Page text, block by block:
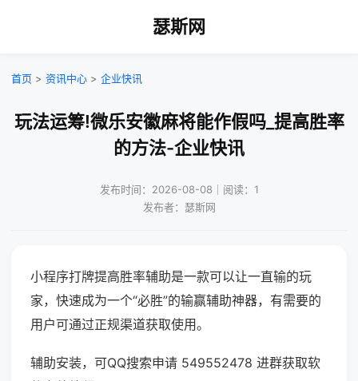
瑟斯网
首页 > 资讯中心 > 企业快讯
玩法运筹!微乐安徽麻将能作假吗_提高胜率
的方法-企业快讯
发布时间：2026-08-08｜阅读：1
发布者：瑟斯网
小程序打牌提高胜率辅助是一款可以让一直输的玩
家，快速成为一个“必胜”的输赢辅助神器，有需要的
用户可通过正规渠道获取使用。
辅助安装，可QQ搜索申请 549552478 进群获取软